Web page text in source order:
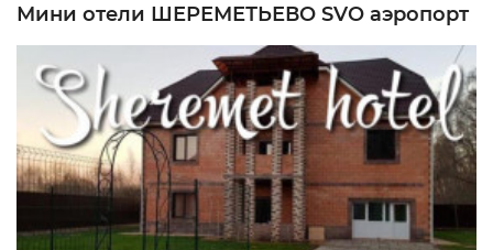
Мини отели ШЕРЕМЕТЬЕВО SVO аэропорт